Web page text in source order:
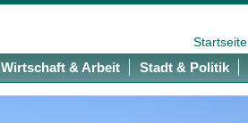
Startseite
Wirtschaft & Arbeit Stadt & Politik